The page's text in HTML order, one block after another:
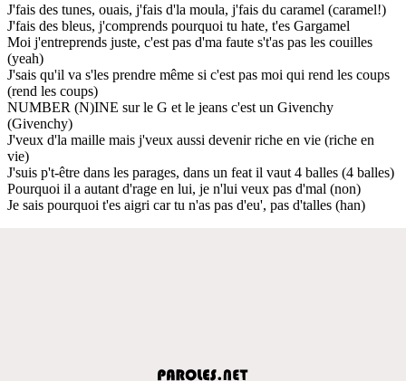
J'fais des tunes, ouais, j'fais d'la moula, j'fais du caramel (caramel!)
J'fais des bleus, j'comprends pourquoi tu hate, t'es Gargamel
Moi j'entreprends juste, c'est pas d'ma faute s't'as pas les couilles
(yeah)
J'sais qu'il va s'les prendre même si c'est pas moi qui rend les coups
(rend les coups)
NUMBER (N)INE sur le G et le jeans c'est un Givenchy
(Givenchy)
J'veux d'la maille mais j'veux aussi devenir riche en vie (riche en
vie)
J'suis p't-être dans les parages, dans un feat il vaut 4 balles (4 balles)
Pourquoi il a autant d'rage en lui, je n'lui veux pas d'mal (non)
Je sais pourquoi t'es aigri car tu n'as pas d'eu', pas d'talles (han)